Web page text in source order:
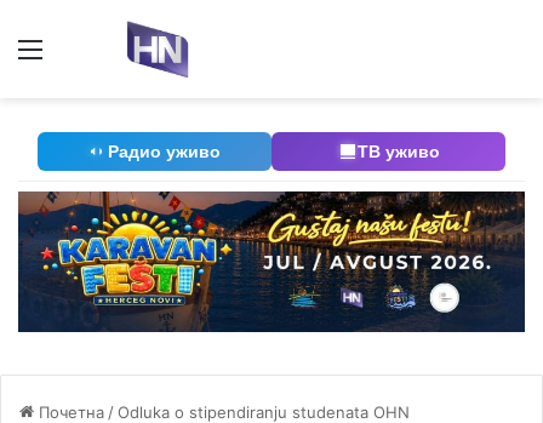
Радио уживо ТВ уживо
Почетна /Odluka o stipendiranju studenata OHN